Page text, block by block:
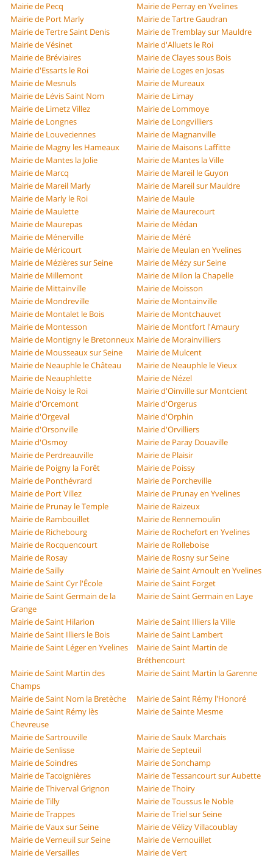
Mairie de Pecq
Mairie de Perray en Yvelines
Mairie de Port Marly
Mairie de Tartre Gaudran
Mairie de Tertre Saint Denis
Mairie de Tremblay sur Mauldre
Mairie de Vésinet
Mairie d'Alluets le Roi
Mairie de Bréviaires
Mairie de Clayes sous Bois
Mairie d'Essarts le Roi
Mairie de Loges en Josas
Mairie de Mesnuls
Mairie de Mureaux
Mairie de Lévis Saint Nom
Mairie de Limay
Mairie de Limetz Villez
Mairie de Lommoye
Mairie de Longnes
Mairie de Longvilliers
Mairie de Louveciennes
Mairie de Magnanville
Mairie de Magny les Hameaux
Mairie de Maisons Laffitte
Mairie de Mantes la Jolie
Mairie de Mantes la Ville
Mairie de Marcq
Mairie de Mareil le Guyon
Mairie de Mareil Marly
Mairie de Mareil sur Mauldre
Mairie de Marly le Roi
Mairie de Maule
Mairie de Maulette
Mairie de Maurecourt
Mairie de Maurepas
Mairie de Médan
Mairie de Ménerville
Mairie de Méré
Mairie de Méricourt
Mairie de Meulan en Yvelines
Mairie de Mézières sur Seine
Mairie de Mézy sur Seine
Mairie de Millemont
Mairie de Milon la Chapelle
Mairie de Mittainville
Mairie de Moisson
Mairie de Mondreville
Mairie de Montainville
Mairie de Montalet le Bois
Mairie de Montchauvet
Mairie de Montesson
Mairie de Montfort l'Amaury
Mairie de Montigny le Bretonneux Mairie de Morainvilliers
Mairie de Mousseaux sur Seine
Mairie de Mulcent
Mairie de Neauphle le Château
Mairie de Neauphle le Vieux
Mairie de Neauphlette
Mairie de Nézel
Mairie de Noisy le Roi
Mairie d'Oinville sur Montcient
Mairie d'Orcemont
Mairie d'Orgerus
Mairie d'Orgeval
Mairie d'Orphin
Mairie d'Orsonville
Mairie d'Orvilliers
Mairie d'Osmoy
Mairie de Paray Douaville
Mairie de Perdreauville
Mairie de Plaisir
Mairie de Poigny la Forêt
Mairie de Poissy
Mairie de Ponthévrard
Mairie de Porcheville
Mairie de Port Villez
Mairie de Prunay en Yvelines
Mairie de Prunay le Temple
Mairie de Raizeux
Mairie de Rambouillet
Mairie de Rennemoulin
Mairie de Richebourg
Mairie de Rochefort en Yvelines
Mairie de Rocquencourt
Mairie de Rolleboise
Mairie de Rosay
Mairie de Rosny sur Seine
Mairie de Sailly
Mairie de Saint Arnoult en Yvelines
Mairie de Saint Cyr l'École
Mairie de Saint Forget
Mairie de Saint Germain de la
Grange
Mairie de Saint Germain en Laye
Mairie de Saint Hilarion
Mairie de Saint Illiers la Ville
Mairie de Saint Illiers le Bois
Mairie de Saint Lambert
Mairie de Saint Léger en Yvelines
Mairie de Saint Martin de
Bréthencourt
Mairie de Saint Martin des
Champs
Mairie de Saint Martin la Garenne
Mairie de Saint Nom la Bretèche
Mairie de Saint Rémy l'Honoré
Mairie de Saint Rémy lès
Chevreuse
Mairie de Sainte Mesme
Mairie de Sartrouville
Mairie de Saulx Marchais
Mairie de Senlisse
Mairie de Septeuil
Mairie de Soindres
Mairie de Sonchamp
Mairie de Tacoignières
Mairie de Tessancourt sur Aubette
Mairie de Thiverval Grignon
Mairie de Thoiry
Mairie de Tilly
Mairie de Toussus le Noble
Mairie de Trappes
Mairie de Triel sur Seine
Mairie de Vaux sur Seine
Mairie de Vélizy Villacoublay
Mairie de Verneuil sur Seine
Mairie de Vernouillet
Mairie de Versailles
Mairie de Vert